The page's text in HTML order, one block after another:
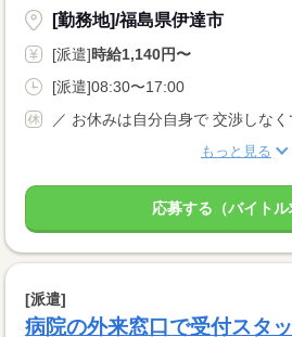
[勤務地]/福島県伊達市
[派遣]時給1,140円〜
[派遣]08:30〜17:00
もっと見る
応募する（バイトル
[派遣]
病院の外来窓口で受付スタ